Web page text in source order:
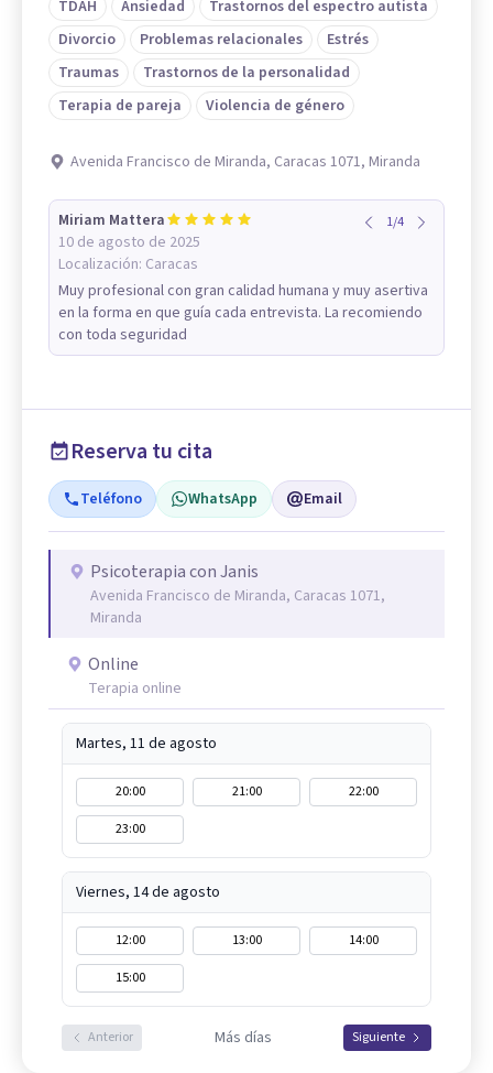
TDAH Ansiedad
Trastornos del espectro autista
Divorcio
Problemas relacionales
Estrés
Traumas
Trastornos de la personalidad
Terapia de pareja
Violencia de género
Avenida Francisco de Miranda, Caracas 1071, Miranda
Miriam Mattera
10 de agosto de 2025
Localización: Caracas
1/4
Muy profesional con gran calidad humana y muy asertiva
en la forma en que guía cada entrevista. La recomiendo
con toda seguridad
Reserva tu cita
Teléfono WhatsApp Email
Psicoterapia con Janis
Avenida Francisco de Miranda, Caracas 1071,
Miranda
Online
Terapia online
Martes, 11 de agosto
20:00 21:00
22:00
23:00
Viernes, 14 de agosto
12:00 13:00
14:00
15:00
Anterior Más días Siguiente